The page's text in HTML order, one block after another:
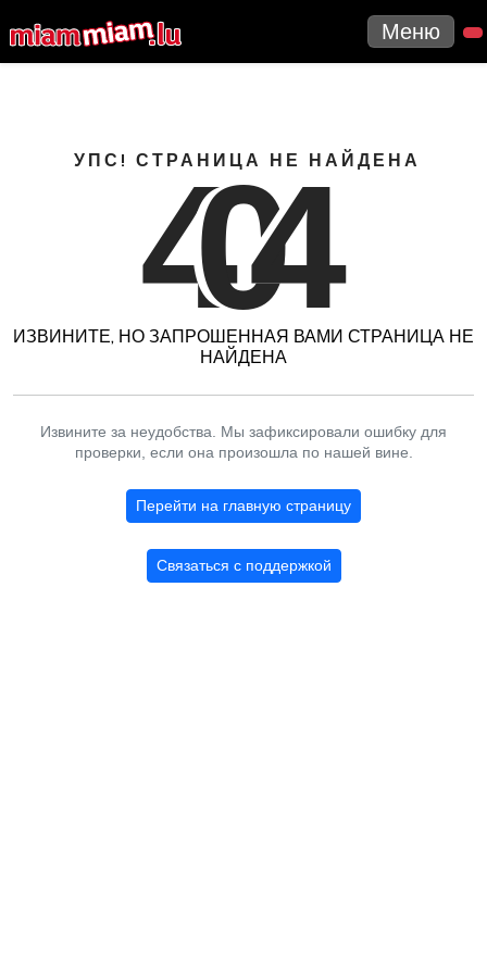
Меню
УПС! СТРАНИЦА НЕ НАЙДЕНА
404
ИЗВИНИТЕ, НО ЗАПРОШЕННАЯ ВАМИ СТРАНИЦА НЕ
НАЙДЕНА
Извините за неудобства. Мы зафиксировали ошибку для
проверки, если она произошла по нашей вине.
Перейти на главную страницу
Связаться с поддержкой